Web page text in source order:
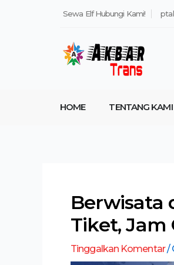
Sewa Elf Hubungi Kami!
HOME TENTANG KAMI
Berwisata
Tiket, Jam
Tinggalkan Komentar/